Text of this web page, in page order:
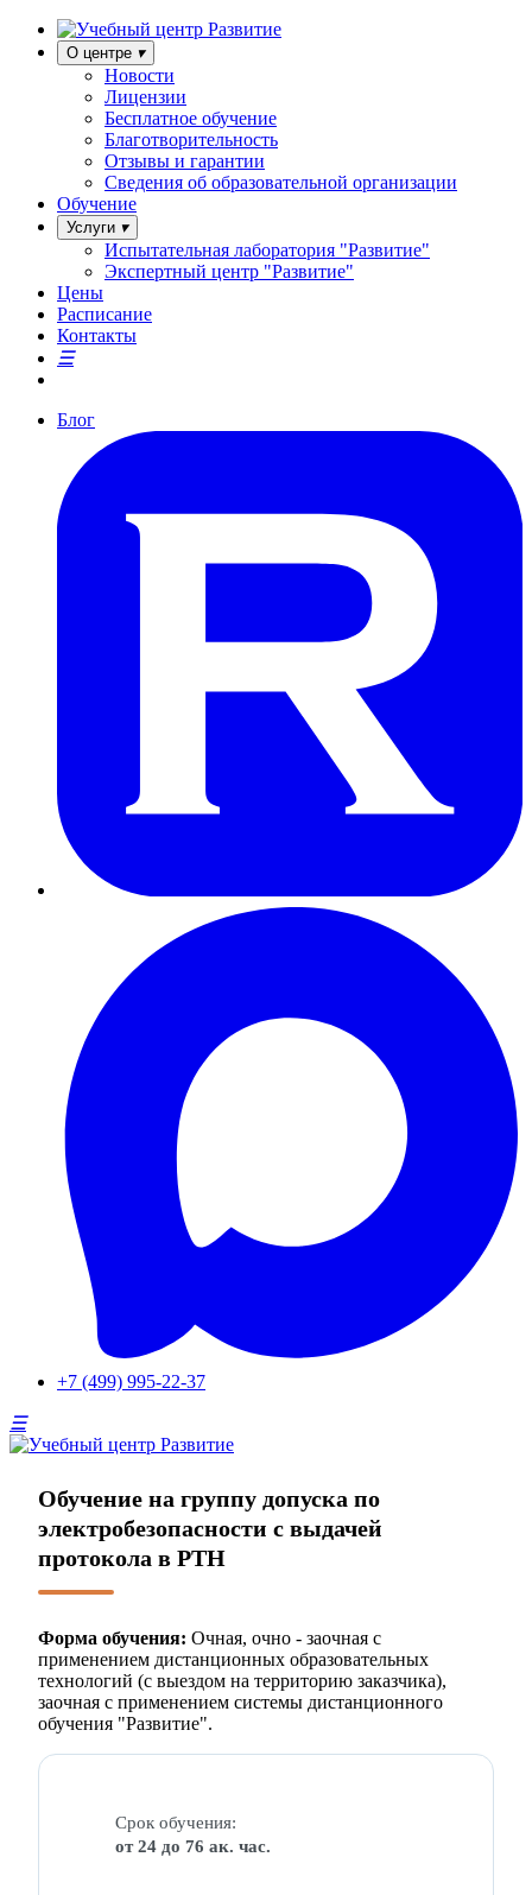
О центре
Новости
Лицензии
Бесплатное обучение
Благотворительность
Отзывы и гарантии
Сведения об образовательной организации
Обучение
Услуги
Испытательная лаборатория "Развитие"
Экспертный центр "Развитие"
Цены
Расписание
Контакты
Блог
+7 (499) 995-22-37
Обучение на группу допуска по
электробезопасности с выдачей
протокола в РТН
Форма обучения: Очная, очно - заочная с
применением дистанционных образовательных
технологий (с выездом на территорию заказчика),
заочная с применением системы дистанционного
обучения "Развитие".
Срок обучения:
от 24 до 76 ак. час.